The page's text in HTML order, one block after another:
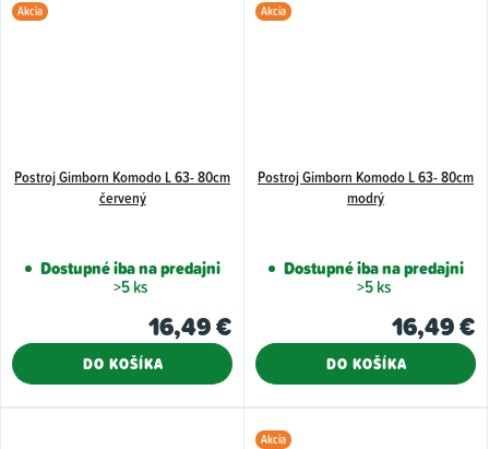
Akcia
Postroj Gimborn Komodo L 63- 80cm
červený
Dostupné iba na predajni
>5 ks
16,49 €
DO KOŠÍKA
Akcia
Postroj Gimborn Komodo L 63- 80cm
modrý
Dostupné iba na predajni
>5 ks
16,49 €
DO KOŠÍKA
Akcia